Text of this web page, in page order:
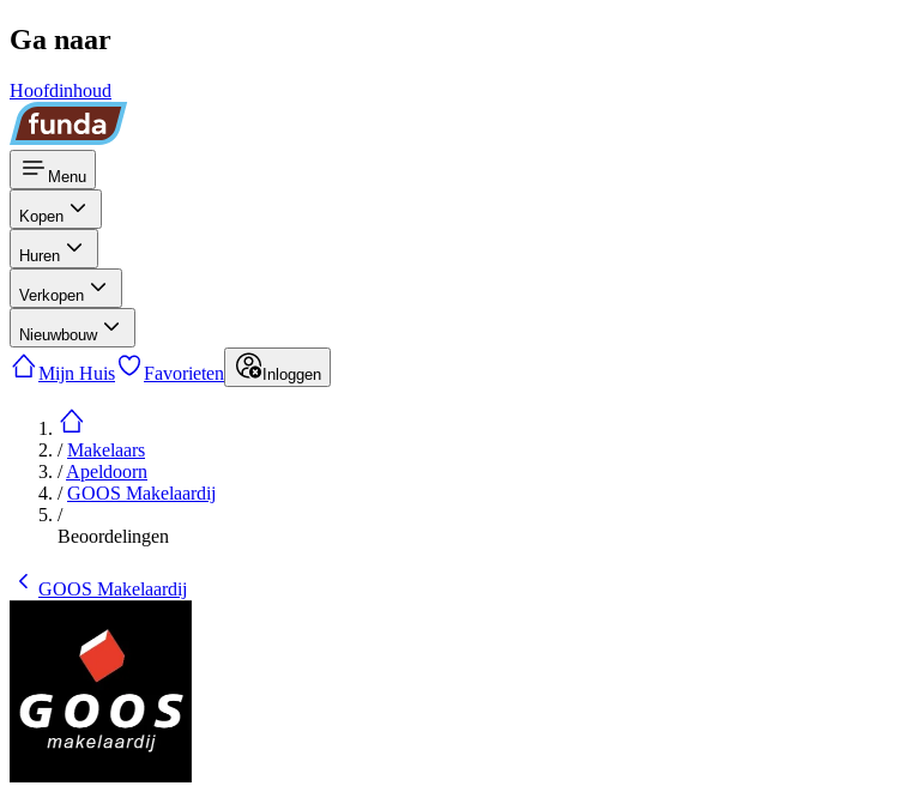
Ga naar
Hoofdinhoud
Menu
Kopen
Huren
Verkopen
Nieuwbouw
Mijn Huis Favorieten Inloggen
/Makelaars
/Apeldoorn
/GOOS Makelaardij
/
Beoordelingen
GOOS Makelaardij